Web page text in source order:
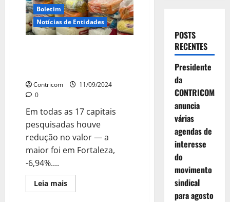
Boletim
Notícias de Entidades
Contricom
11/09/2024
0
Em todas as 17 capitais
pesquisadas houve
redução no valor — a
maior foi em Fortaleza,
-6,94%....
Leia maisLeia
mais
POSTS
RECENTES
Presidente
da
CONTRICOM
anuncia
várias
agendas de
interesse
do
movimento
sindical
para agosto